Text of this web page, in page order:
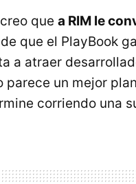
que a RIM le
que el PlayBook
a atraer
parece un mejor
corriendo una